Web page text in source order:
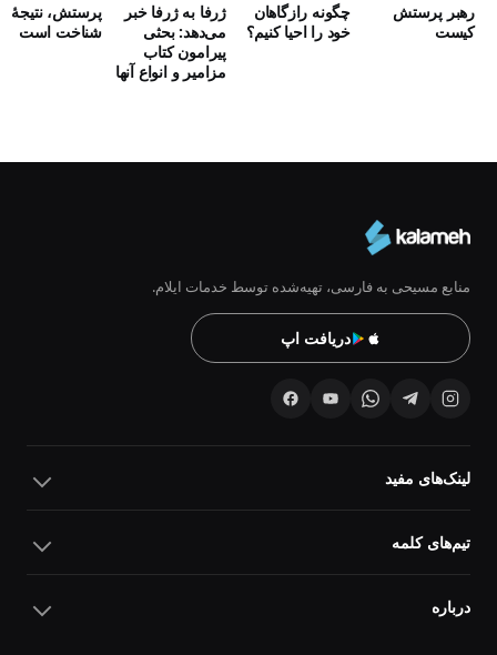
رهبر پرستش
كيست
چگونه رازگاهان
خود را احیا کنیم؟
ژرفا به ژرفا خبر
می‌‌دهد: بحثی
پیرامون کتاب
مزامیر و انواع آنها
پرستش، نتیجۀ
شناخت است
منابع مسیحی به فارسی، تهیه‌شده توسط خدمات ایلام.
دریافت اپ
لینک‌های مفید
تیم‌های کلمه
درباره